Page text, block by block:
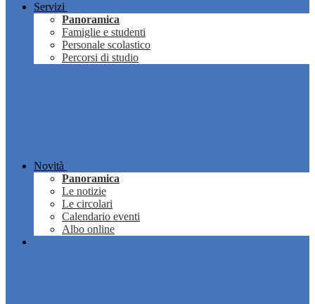
Servizi
Panoramica
Famiglie e studenti
Personale scolastico
Percorsi di studio
Novità
Panoramica
Le notizie
Le circolari
Calendario eventi
Albo online